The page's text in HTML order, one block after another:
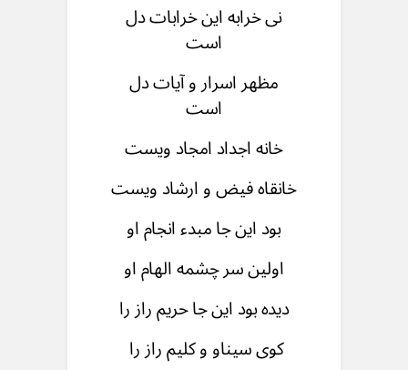
نی خرابه این خرابات دل
است
مظهر اسرار و آیات دل
است
خانه اجداد امجاد ويست
خانقاه فیض و ارشاد ویست
بود این جا مبدء انجام او
اولین سر چشمه الهام او
دیده بود این جا حریم راز را
کوی سیناو و کلیم راز را